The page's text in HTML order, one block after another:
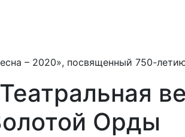
– 2020», посвященный 750-
Орды